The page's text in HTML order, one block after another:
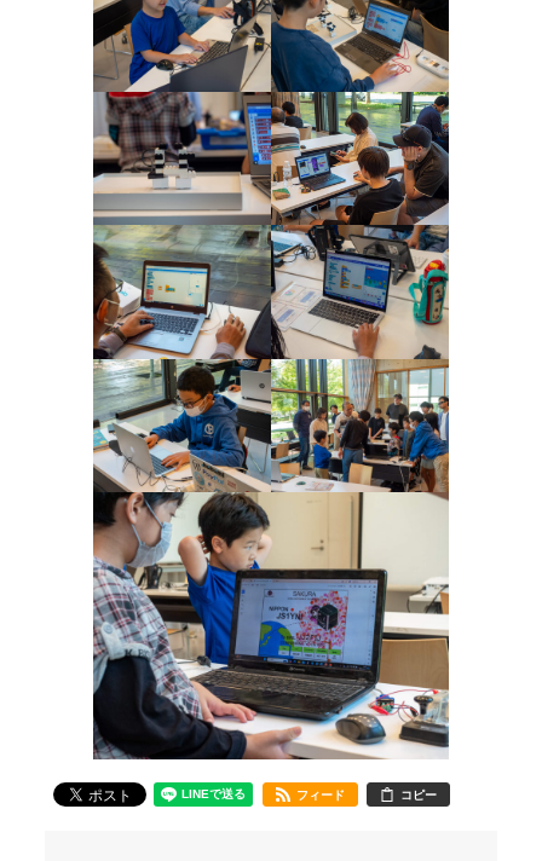
フィード コピー